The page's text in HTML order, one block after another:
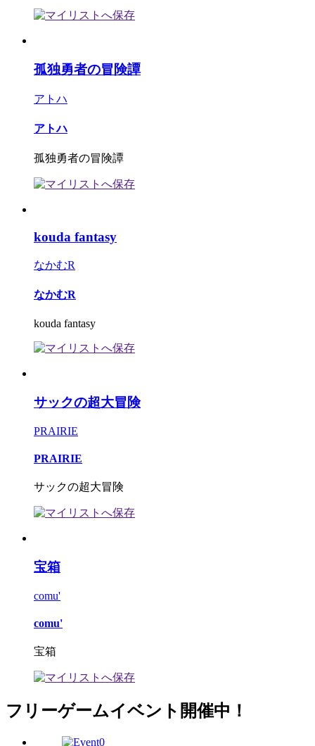
孤独勇者の冒険譚
アトハ
アトハ
孤独勇者の冒険譚
kouda fantasy
なかむR
なかむR
kouda fantasy
サックの超大冒険
PRAIRIE
PRAIRIE
サックの超大冒険
宝箱
comu'
comu'
宝箱
フリーゲームイベント開催中！